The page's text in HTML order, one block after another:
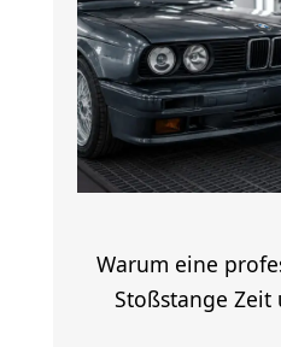
Warum eine
Stoßstange Zeit